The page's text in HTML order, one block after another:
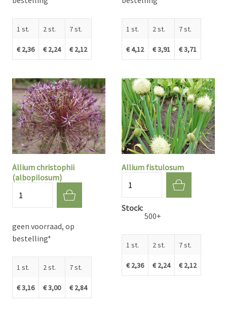
1 st.
€ 2,36
2 st.
€ 2,24
7 st.
€ 2,12
1 st.
€ 4,12
2 st.
€ 3,91
7 st.
€ 3,71
Allium christophii
(albopilosum)
geen voorraad, op
bestelling*
1 st.
€ 3,16
2 st.
€ 3,00
7 st.
€ 2,84
Allium fistulosum
Stock
500+
1 st.
€ 2,36
2 st.
€ 2,24
7 st.
€ 2,12